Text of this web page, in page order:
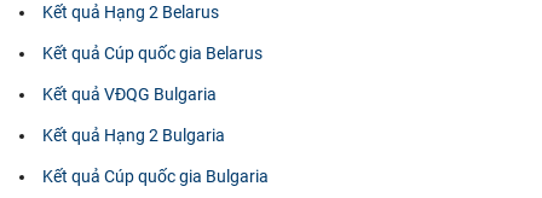
Kết quả Hạng 2 Belarus
Kết quả Cúp quốc gia Belarus
Kết quả VĐQG Bulgaria
Kết quả Hạng 2 Bulgaria
Kết quả Cúp quốc gia Bulgaria